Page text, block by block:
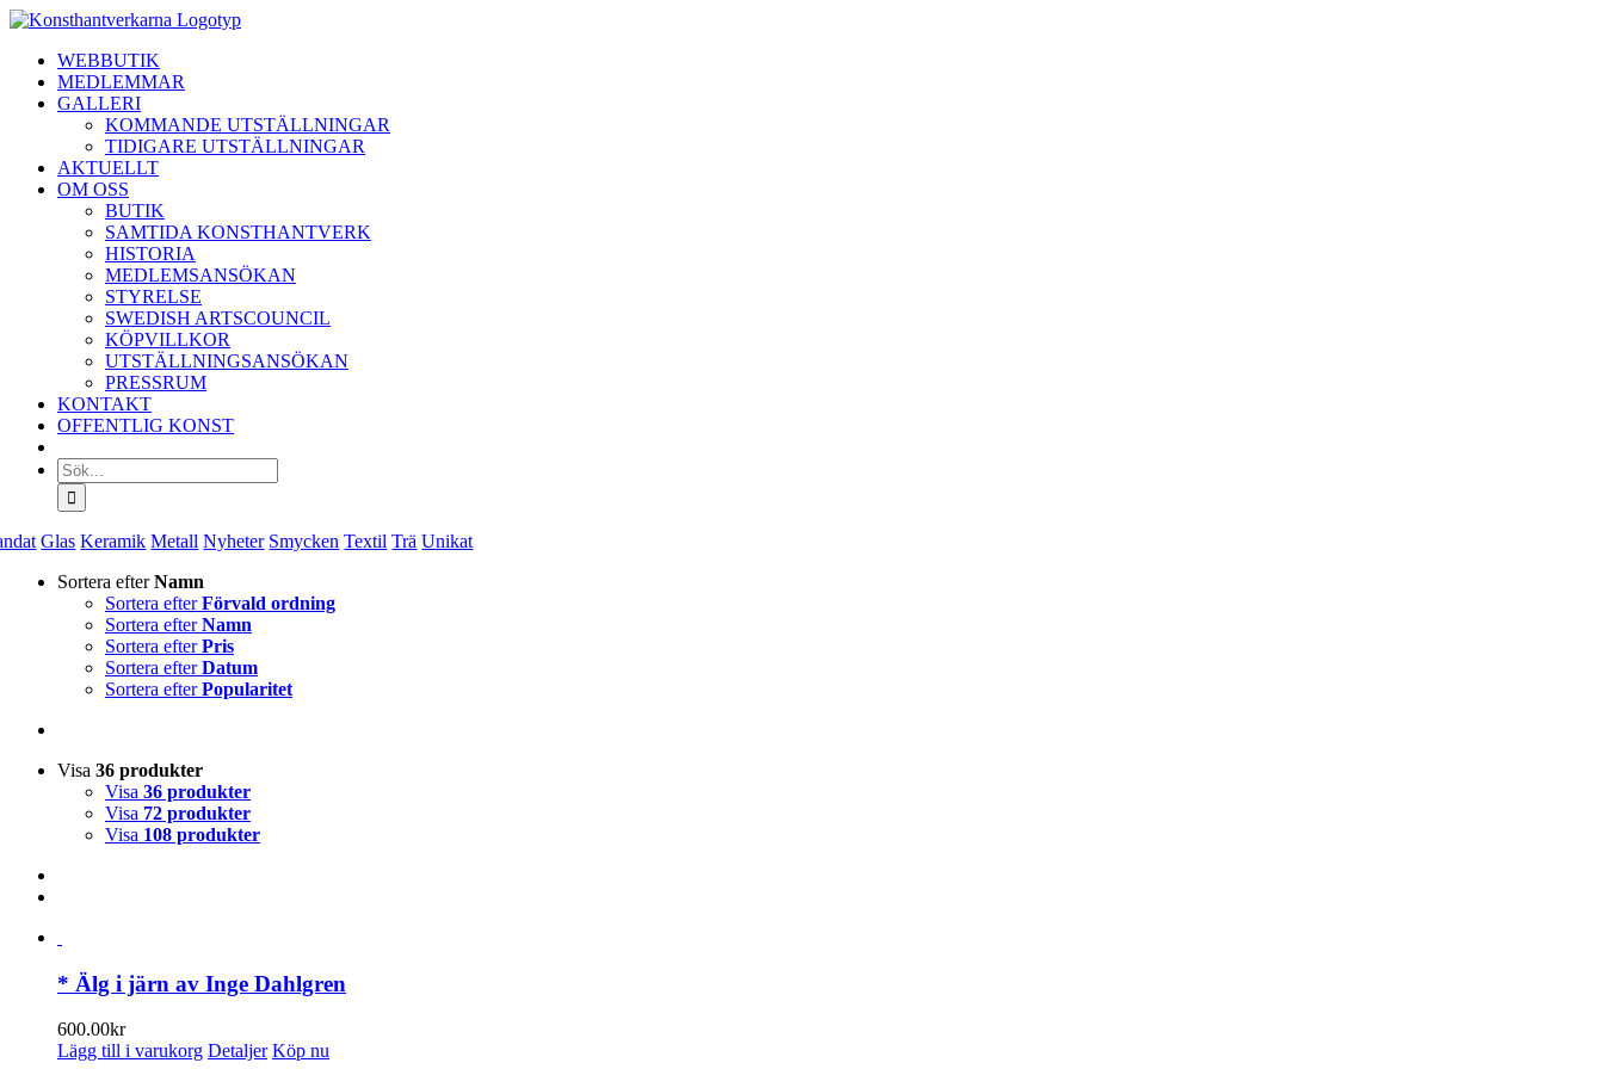
Fortsätt
innehålletWEBBUTIK
MEDLEMMAR
GALLERI
KOMMANDE UTSTÄLLNINGAR
TIDIGARE UTSTÄLLNINGAR
AKTUELLT
OM OSS
BUTIK
SAMTIDA KONSTHANTVERK
HISTORIA
MEDLEMSANSÖKAN
STYRELSE
SWEDISH ARTSCOUNCIL
KÖPVILLKOR
UTSTÄLLNINGSANSÖKAN
PRESSRUM
KONTAKT
OFFENTLIG KONST
Sök
efter:
Glas Keramik Metall Nyheter Smycken Textil Trä Unikat
Sortera efterNamn
Sortera efterFörvald ordning
Sortera efterNamn
Sortera efterPris
Sortera efterDatum
Sortera efterPopularitet
Visa 36 produkter
Visa 36 produkter
Visa 72 produkter
Visa 108 produkter
* Älg i järn av Inge Dahlgren
600.00kr
Lägg till i varukorg Detaljer Köp nu